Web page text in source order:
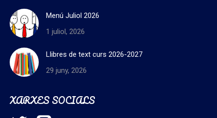
Menú Juliol 2026
1 juliol, 2026
Llibres de text curs 2026-2027
29 juny, 2026
XARXES SOCIALS